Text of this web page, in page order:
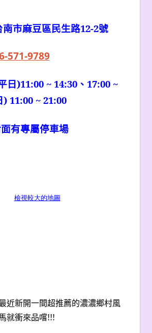
市麻豆區民生路12-2號
571-9789
日)11:00 ~ 14:30、17:00 ~
11:00 ~ 21:00
有專屬停車場
檢視較大的地圖
近新開一間超推薦的濃濃鄉村風
就衝來品嚐!!!